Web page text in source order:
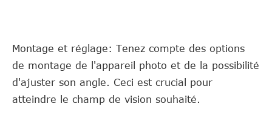
Montage et réglage: Tenez compte des options
de montage de l'appareil photo et de la possibilité
d'ajuster son angle. Ceci est crucial pour
atteindre le champ de vision souhaité.